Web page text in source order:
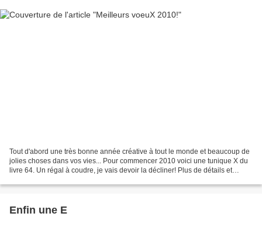
Tout d'abord une très bonne année créative à tout le monde et beaucoup de
jolies choses dans vos vies... Pour commencer 2010 voici une tunique X du
livre 64. Un régal à coudre, je vais devoir la décliner! Plus de détails et
Enfin une E